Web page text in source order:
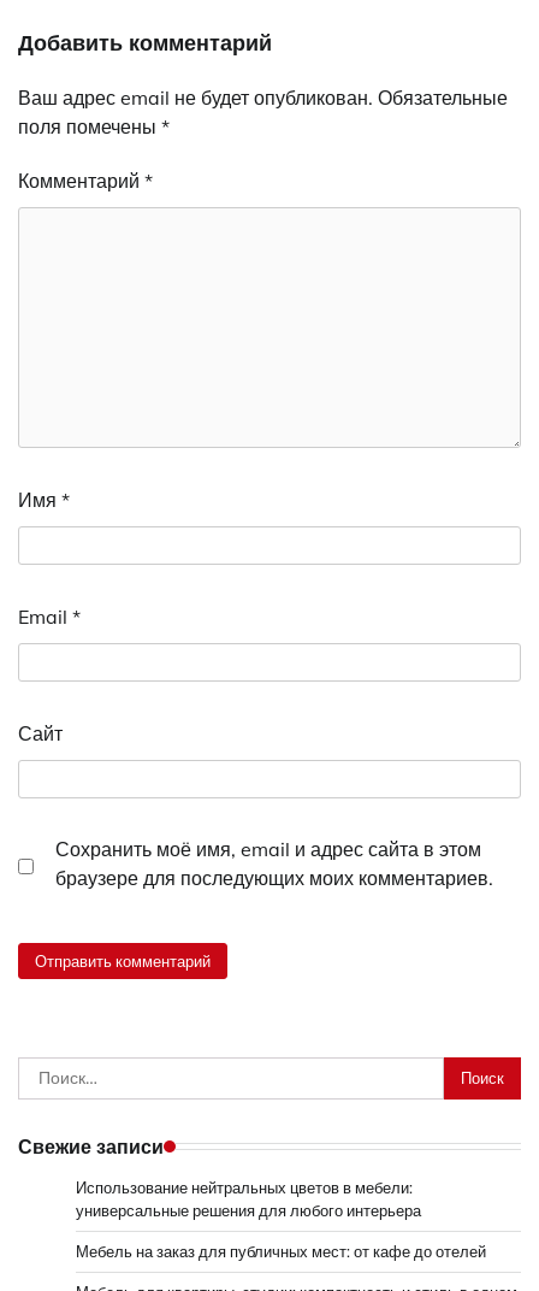
Добавить комментарий
Ваш адрес email не будет опубликован. Обязательные
поля помечены *
Комментарий *
Имя *
Email *
Сайт
Сохранить моё имя, email и адрес сайта в этом
браузере для последующих моих комментариев.
Найти:
Свежие записи
Использование нейтральных цветов в мебели:
универсальные решения для любого интерьера
Мебель на заказ для публичных мест: от кафе до отелей